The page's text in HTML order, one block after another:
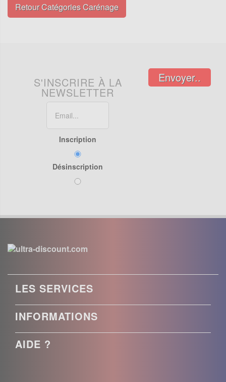
Retour Catégories Carénage
S'INSCRIRE À LA
NEWSLETTER
Inscription
Désinscription
Envoyer..
LES SERVICES
INFORMATIONS
AIDE ?